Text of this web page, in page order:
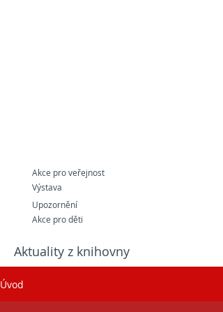
Akce pro veřejnost
Výstava
Upozornění
Akce pro děti
Aktuality z knihovny
Úvod